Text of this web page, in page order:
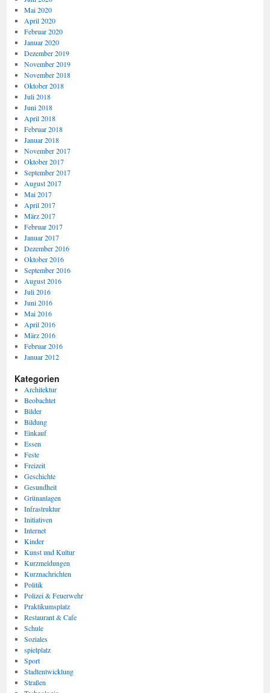
Mai 2020
April 2020
Februar 2020
Januar 2020
Dezember 2019
November 2019
November 2018
Oktober 2018
Juli 2018
Juni 2018
April 2018
Februar 2018
Januar 2018
November 2017
Oktober 2017
September 2017
August 2017
Mai 2017
April 2017
März 2017
Februar 2017
Januar 2017
Dezember 2016
Oktober 2016
September 2016
August 2016
Juli 2016
Juni 2016
Mai 2016
April 2016
März 2016
Februar 2016
Januar 2012
Kategorien
Architektur
Beobachtet
Bilder
Bildung
Einkauf
Essen
Feste
Freizeit
Geschichte
Gesundheit
Grünanlagen
Infrastruktur
Initiativen
Internet
Kinder
Kunst und Kultur
Kurzmeldungen
Kurznachrichten
Politik
Polizei & Feuerwehr
Praktikumsplatz
Restaurant & Cafe
Schule
Soziales
spielplatz
Sport
Stadtentwicklung
Straßen